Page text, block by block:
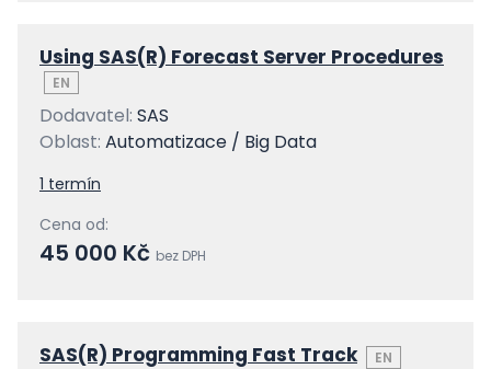
Using SAS(R) Forecast Server Procedures
EN
Dodavatel: SAS
Oblast: Automatizace / Big Data
1 termín
Cena od:
45 000 Kč bez DPH
SAS(R) Programming Fast Track EN